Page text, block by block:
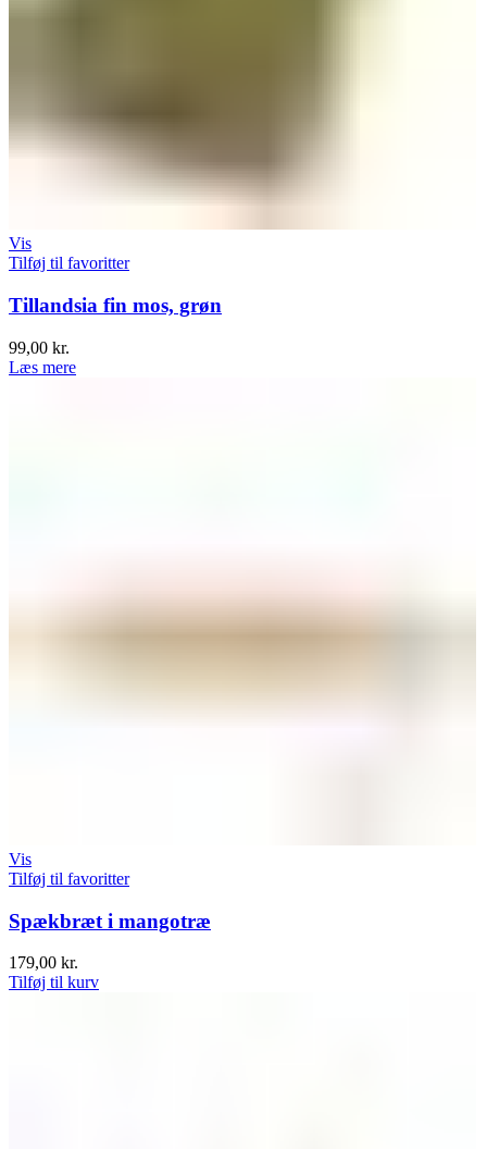
Vis
Tilføj til favoritter
Tillandsia fin mos, grøn
99,00 kr.
Læs mere
Vis
Tilføj til favoritter
Spækbræt i mangotræ
179,00 kr.
Tilføj til kurv